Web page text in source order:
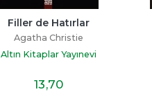
Bağdata Geldiler
Agatha Christie
Altın Kitaplar Yayınevi
19,10